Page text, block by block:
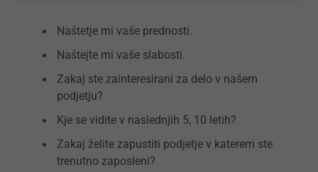
Naštetje mi vaše prednosti.
Naštejte mi vaše slabosti.
Zakaj ste zainteresirani za delo v našem
podjetju?
Kje se vidite v naslednjih 5, 10 letih?
Zakaj želite zapustiti podjetje v katerem ste
trenutno zaposleni?